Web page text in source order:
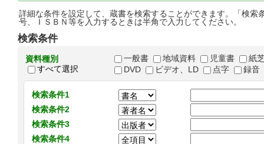
詳細な条件を設定して、蔵書を検索することができます。「検
号、ＩＳＢＮ等を入力するときは半角で入力してください。
検索条件
資料種別
すべて選択
一般書 地域資料 児童書
紙
DVD
ビデオ、LD 点字 録音
検索条件1
検索条件2
検索条件3
検索条件4